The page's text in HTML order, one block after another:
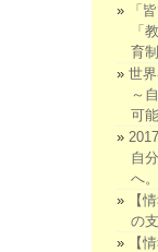
「
「
育
世
～
可
自
へ。
【
の
【